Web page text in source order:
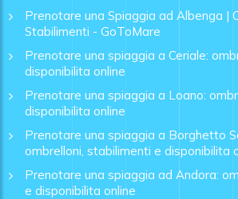
Prenotare una Spiaggia ad Albenga |
Stabilimenti - GoToMare
Prenotare una spiaggia a Ceriale:
disponibilita online
Prenotare una spiaggia a Loano:
disponibilita online
Prenotare una spiaggia a Borghetto
ombrelloni, stabilimenti e disponibilita
Prenotare una spiaggia ad Andora:
e disponibilita online